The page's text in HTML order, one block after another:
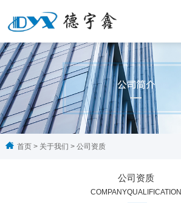
首页> 关于我们 > 公司资质
公司资质
COMPANYQUALIFICATION